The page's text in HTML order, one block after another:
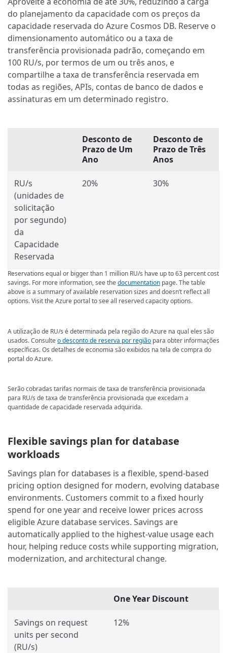
do planejamento da capacidade com os preços da
capacidade reservada do Azure Cosmos DB. Reserve o
dimensionamento automático ou a taxa de
transferência provisionada padrão, começando em
100 RU/s, por termos de um ou três anos, e
compartilhe a taxa de transferência reservada em
todas as regiões, APIs, contas de banco de dados e
assinaturas em um determinado registro.
Desconto de
Prazo de Um
Ano
Desconto de
Prazo de Três
Anos
RU/s
(unidades de
solicitação
por segundo)
da
Capacidade
Reservada
20% 30%
Reservations equal or bigger than 1 million RU/s have up to 63 percent cost
savings. For more information, see thedocumentation page. The table
above is a summary of available reservation sizes and doesn’t reflect all
options. Visit the Azure portal to see all reserved capacity options.
A utilização de RU/s é determinada pela região do Azure na qual eles são
usados. Consulteo desconto de reserva por região para obter informações
específicas. Os detalhes de economia são exibidos na tela de compra do
portal do Azure.
Serão cobradas tarifas normais de taxa de transferência provisionada
para RU/s de taxa de transferência provisionada que excedam a
quantidade de capacidade reservada adquirida.
Flexible savings plan for database
workloads
Savings plan for databases is a flexible, spend-based
pricing option designed for modern, evolving database
environments. Customers commit to a fixed hourly
spend for one year and receive lower prices across
eligible Azure database services. Savings are
automatically applied to the highest-value usage each
hour, helping reduce costs while supporting migration,
modernization, and architectural change.
One Year Discount
Savings on request
units per second
(RU/s)
12%